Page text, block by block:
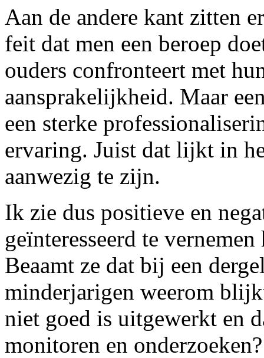
Aan de andere kant zitten
feit dat men een beroep
ouders confronteert met
aansprakelijkheid. Maar
een sterke
ervaring. Juist dat lijkt in
aanwezig te zijn.
Ik zie dus positieve en
geïnteresseerd te
Beaamt ze dat bij een
minderjarigen weerom
niet goed is uitgewerkt en
monitoren en onderzoeken?